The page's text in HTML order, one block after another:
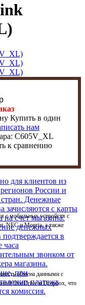
p
Купить в один
нам
C605V_XL
к сравнению
мобильных устройств с
NFC и Mopria, а также
обмена данными с
OneDrive и Dropbox, что
для клиентов из
России и
стран. Денежные
зачисляются с карты
на счет магазина.
денежных
подтверждается в
часа
звонком от
магазина.
при
платежа
комиссия.